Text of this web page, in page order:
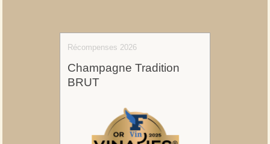
Récompenses 2026
Champagne Tradition
BRUT